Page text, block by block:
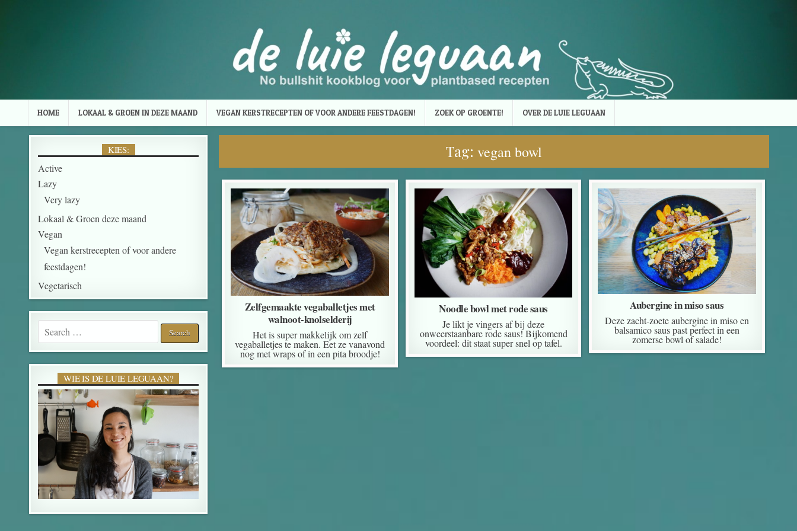
HOME LOKAAL & GROEN IN DEZE MAAND VEGAN KERSTRECEPTEN OF VOOR ANDERE FEESTDAGEN! ZOEK OP GROENTE! OVER DE LUIE LEGUAAN
Tag:vegan bowl
Zelfgemaakte vegaballetjes met
walnoot-knolselderij
Het is super makkelijk om zelf
vegaballetjes te maken. Eet ze vanavond
nog met wraps of in een pita broodje!
Noodle bowl met rode saus
Je likt je vingers af bij deze
onweerstaanbare rode saus! Bijkomend
voordeel: dit staat super snel op tafel.
Aubergine in miso saus
Deze zacht-zoete aubergine in miso en
balsamico saus past perfect in een
zomerse bowl of salade!
KIES:
Active
Lazy
Very lazy
Lokaal & Groen deze maand
Vegan
Vegan kerstrecepten of voor andere
feestdagen!
Vegetarisch
Search for:
WIE IS DE LUIE LEGUAAN?